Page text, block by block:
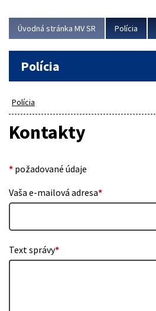
Úvodná stránka MV SR Polícia
Polícia
Polícia
Kontakty
* požadované údaje
Vaša e-mailová adresa*
Text správy*